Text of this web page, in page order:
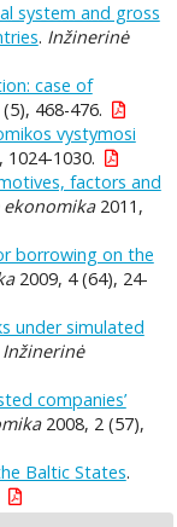
system and gross
. Inžinerinė
case of
468-476.
vystymosi
1030.
factors and
2011,
borrowing on the
2009, 4 (64), 24-
under simulated
Inžinerinė
companies’
2008, 2 (57),
Baltic States.